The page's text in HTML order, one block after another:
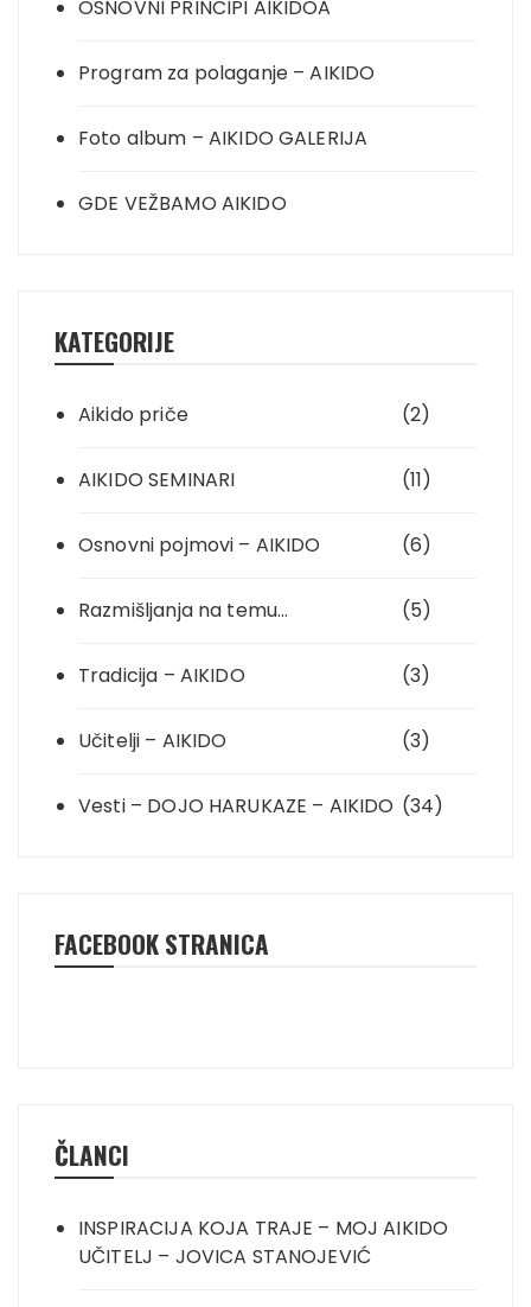
OSNOVNI PRINCIPI AIKIDOA
Program za polaganje – AIKIDO
Foto album – AIKIDO GALERIJA
GDE VEŽBAMO AIKIDO
KATEGORIJE
Aikido priče (2)
AIKIDO SEMINARI (11)
Osnovni pojmovi – AIKIDO (6)
Razmišljanja na temu… (5)
Tradicija – AIKIDO (3)
Učitelji – AIKIDO (3)
Vesti – DOJO HARUKAZE – AIKIDO (34)
FACEBOOK STRANICA
ČLANCI
INSPIRACIJA KOJA TRAJE – MOJ AIKIDO
UČITELJ – JOVICA STANOJEVIĆ